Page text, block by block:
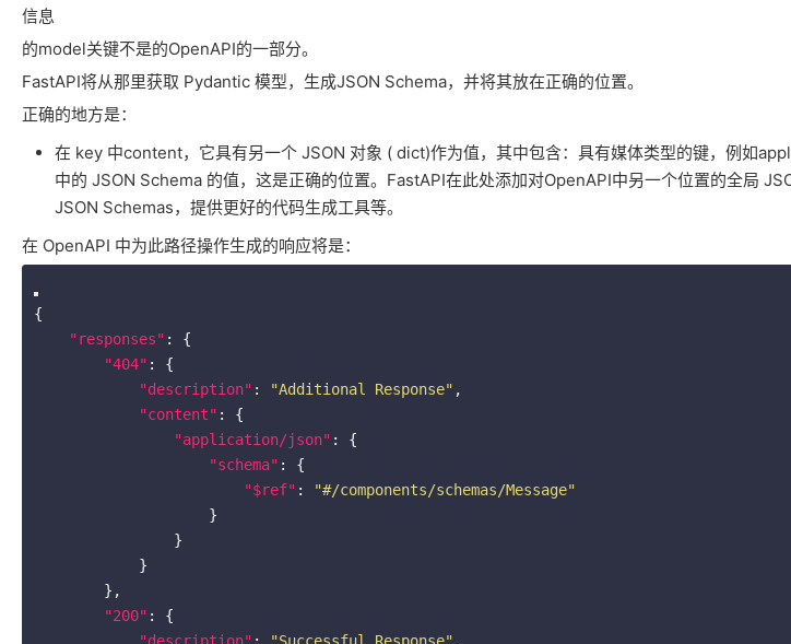
信息
的model关键不是的OpenAPI的一部分。
FastAPI将从那里获取 Pydantic 模型，生成JSON Schema，并将其放在正确的位置。
正确的地方是：
在 key 中content，它具有另一个 JSON 对象 ( dict)作为值，其中包含：具有媒体类型的键，例如
中的 JSON Schema 的值，这是正确的位置。FastAPI在此处添加对OpenAPI中另一个位置的全局
JSON Schemas，提供更好的代码生成工具等。
在 OpenAPI 中为此路径操作生成的响应将是：
{
"responses" : {
"404" : {
"description" : "Additional Response" ,
"content" : {
"application/json" : {
"schema" : {
"$ref" :
"#/components/schemas/Message"
"200" : {